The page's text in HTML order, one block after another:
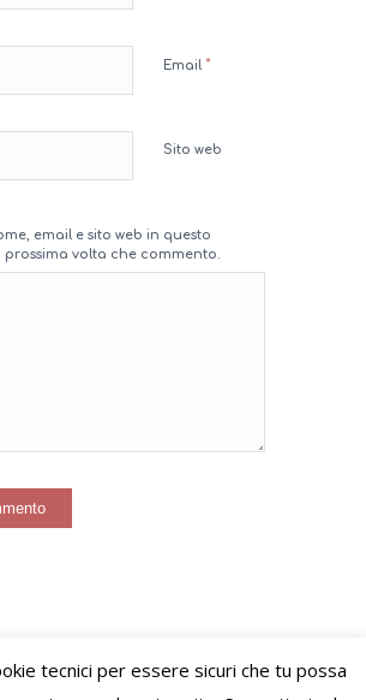
Email *
Sito web
email e sito web in questo
prossima volta che commento.
LO STILE di Virginie Letitia Simonet - Alessandria
tecnici per essere sicuri che tu possa